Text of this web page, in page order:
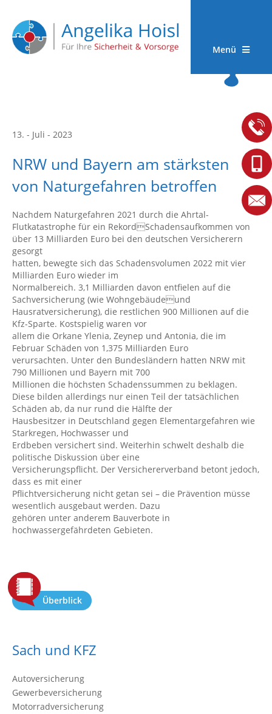
Menü
13. - Juli - 2023
NRW und Bayern am stärksten
von Naturgefahren betroffen
Nachdem Naturgefahren 2021 durch die Ahrtal-
Flutkatastrophe für ein RekordSchadensaufkommen von
über 13 Milliarden Euro bei den deutschen Versicherern
gesorgt
hatten, bewegte sich das Schadensvolumen 2022 mit vier
Milliarden Euro wieder im
Normalbereich. 3,1 Milliarden davon entfielen auf die
Sachversicherung (wie Wohngebäudeund
Hausratversicherung), die restlichen 900 Millionen auf die
Kfz-Sparte. Kostspielig waren vor
allem die Orkane Ylenia, Zeynep und Antonia, die im
Februar Schäden von 1,375 Milliarden Euro
verursachten. Unter den Bundesländern hatten NRW mit
790 Millionen und Bayern mit 700
Millionen die höchsten Schadenssummen zu beklagen.
Diese bilden allerdings nur einen Teil der tatsächlichen
Schäden ab, da nur rund die Hälfte der
Hausbesitzer in Deutschland gegen Elementargefahren wie
Starkregen, Hochwasser und
Erdbeben versichert sind. Weiterhin schwelt deshalb die
politische Diskussion über eine
Versicherungspflicht. Der Versichererverband betont jedoch,
dass es mit einer
Pflichtversicherung nicht getan sei – die Prävention müsse
wesentlich ausgebaut werden. Dazu
gehören unter anderem Bauverbote in
hochwassergefährdeten Gebieten.
Überblick
Sach und KFZ
Autoversicherung
Gewerbeversicherung
Motorradversicherung